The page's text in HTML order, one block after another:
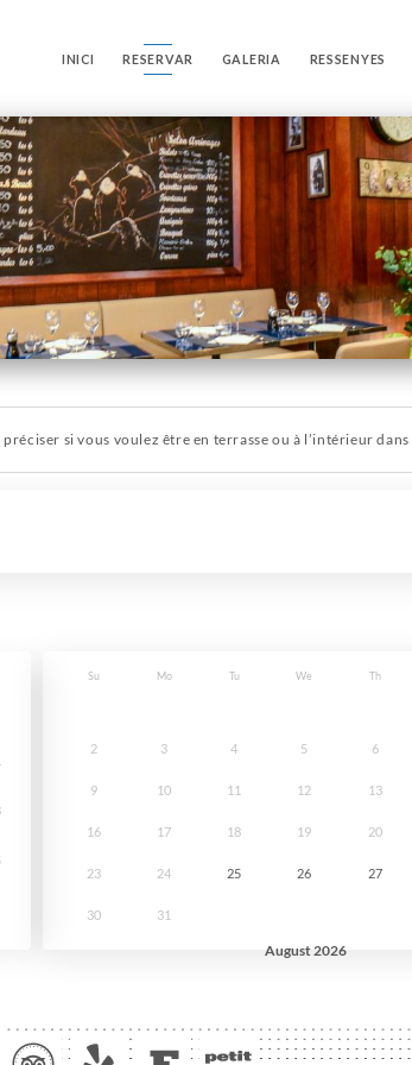
INICI RESERVAR GALERIA RESSENYES